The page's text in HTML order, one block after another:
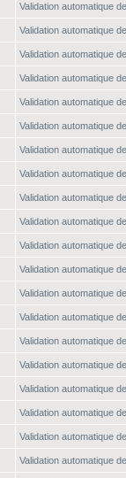
Validation automatique
Validation automatique
Validation automatique
Validation automatique
Validation automatique
Validation automatique
Validation automatique
Validation automatique
Validation automatique
Validation automatique
Validation automatique
Validation automatique
Validation automatique
Validation automatique
Validation automatique
Validation automatique
Validation automatique
Validation automatique
Validation automatique
Validation automatique